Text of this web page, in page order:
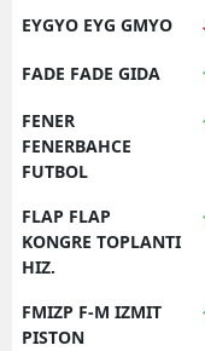
EYGYO EYG GMYO
FADE FADE GIDA
FENER
FENERBAHCE
FUTBOL
FLAP FLAP
KONGRE TOPLANTI
HIZ.
FMIZP F-M IZMIT
PISTON